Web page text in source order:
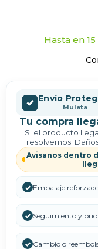
Hasta en
✓ Envío
Mulata
Tu compra
Si el producto
resolvemos.
Avisanos dentro
✓ Embalaje
✓ Seguimiento y
✓ Cambio o